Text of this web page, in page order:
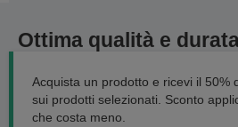
Ottima qualità e
Acquista un prodotto e ricevi il 50%
sui prodotti selezionati. Sconto
che costa meno.